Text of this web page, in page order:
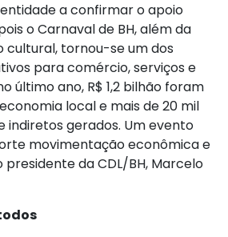
a confirmar o apoio
o Carnaval de BH, além da
tornou-se um dos
para comércio, serviços e
último ano, R$ 1,2 bilhão foram
local e mais de 20 mil
indiretos gerados. Um evento
movimentação econômica e
presidente da CDL/BH, Marcelo